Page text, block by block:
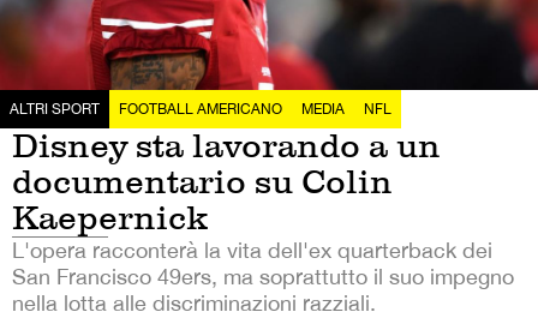
ALTRI SPORT FOOTBALL AMERICANO MEDIA NFL
Disney sta lavorando a un
documentario su Colin
Kaepernick
L'opera racconterà la vita dell'ex quarterback dei
San Francisco 49ers, ma soprattutto il suo impegno
nella lotta alle discriminazioni razziali.